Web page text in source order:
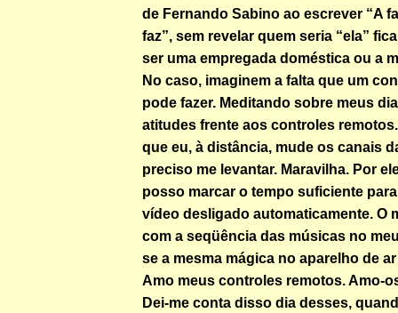
de Fernando Sabino ao escrever “A
faz”, sem revelar quem seria “ela”
ser uma empregada doméstica ou a
No caso, imaginem a falta que um
pode fazer. Meditando sobre meus
atitudes frente aos controles
que eu, à distância, mude os canais
preciso me levantar. Maravilha. Por
posso marcar o tempo suficiente
vídeo desligado automaticamente. O
com a seqüência das músicas no
se a mesma mágica no aparelho de
Amo meus controles remotos. Amo-
Dei-me conta disso dia desses,